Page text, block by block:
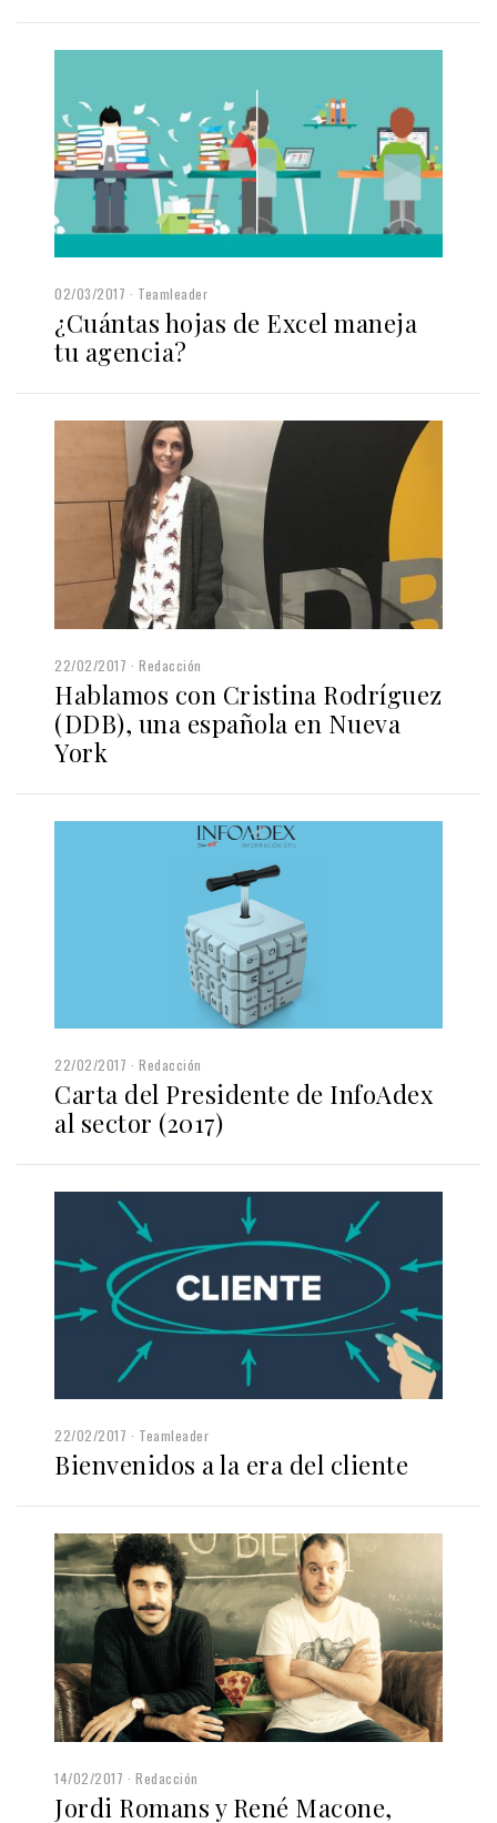
02/03/2017 Teamleader
¿Cuántas hojas de Excel maneja
tu agencia?
22/02/2017 Redacción
Hablamos con Cristina Rodríguez
(DDB), una española en Nueva
York
22/02/2017 Redacción
Carta del Presidente de InfoAdex
al sector (2017)
22/02/2017 Teamleader
Bienvenidos a la era del cliente
14/02/2017 Redacción
Jordi Romans y René Macone,